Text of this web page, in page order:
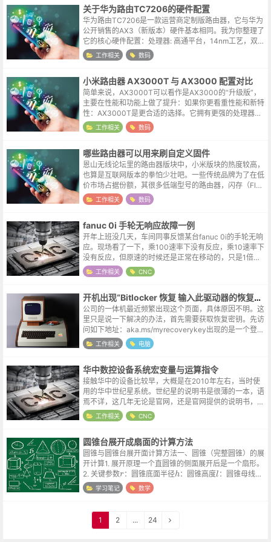
关于华为路由TC7206的硬件配置
华为路由TC7206是一款运营商定制版路由器，它与华为
公开销售的AX3（新版本）硬件基本相同。我为你整理了
它的核心硬件配置：处理器: 高通平台，14nm工艺，双核
CPU无线协议: WiFi 6 (支持160MHz频宽)，AX3000速...
工作相关 数码
小米路由器 AX3000T 与 AX3000 配置对比
简单来说，AX3000T可以看作是AX3000的“升级版”，
主要在性能和功能上做了提升：如果你更看重性能和新特
性：AX3000T是更合适的选择。它拥有更强的处理器、
可能更好的5G信号覆盖（3T3R），以及更灵活的双WA
N/LAN聚合功...
工作相关 数码
哪些路由器可以用来刷自定义固件
恩山无线论坛里的路由器版块中，小米版块的热度较高，
也算是互联网版本的拳怕少壮吧。一些传统品牌为了在低
价市场占据份额，其很多低端型号的路由器，闪存（Flas
h，存放固件的空间）可能只有1MB-2MB，内存也只有8
MB-16MB。这个空间...
工作相关 数码
fanuc 0i 手轮无响应故障一例
开年上班没几天，车间同事反馈某台fanuc 0i的手轮无响
应。现场看了一下，乘100速率下没有反应，乘10速率下
没有反应，但原速的时候还是正常在移动的，只是1倍速
率的运动肉眼机会识别不出来，只能找一个参照物多转几
圈就可以看出来明显的位...
工作相关 CNC
开机出现“Bitlocker 恢复 输入此驱动器的恢复密钥”的界面怎么办
公司的一体机最近频繁出现这个页面，具体原因不明。这
里只是说一下解决的办法，首先需要获取恢复密钥。先访
问如下地址：aka.ms/myrecoverykey出现的是一个登陆
页面，用首次登陆一体机时注册的邮箱与密码登陆进去，
就可以看到恢复密...
工作相关 电脑
华中数控设备系统宏变量与运算指令
接触华中的设备比较早，大概是在2010年左右，当时使
用的华中世纪星系统。世纪星的说明书是很薄的一本，语
焉不详，这几年无论是官网，还是官网提供的说明书，都
完善了很多，华中的进步也是国内数控设备与系统发展的
一个缩影。在华中系统的程序中，某...
工作相关 CNC
圆锥台展开成扇面的计算方法
圆锥与圆锥台展开面计算方法一、圆锥（完整圆锥）的展
开计算1. 展开原理一个直圆锥的侧面展开后是一个扇形。
2. 关键参数r：圆锥底面半径h：圆锥高度l：圆锥母线长
（从顶点到底面边缘）3. 计算公式3....
学习笔记 数学
1 2 ... 24